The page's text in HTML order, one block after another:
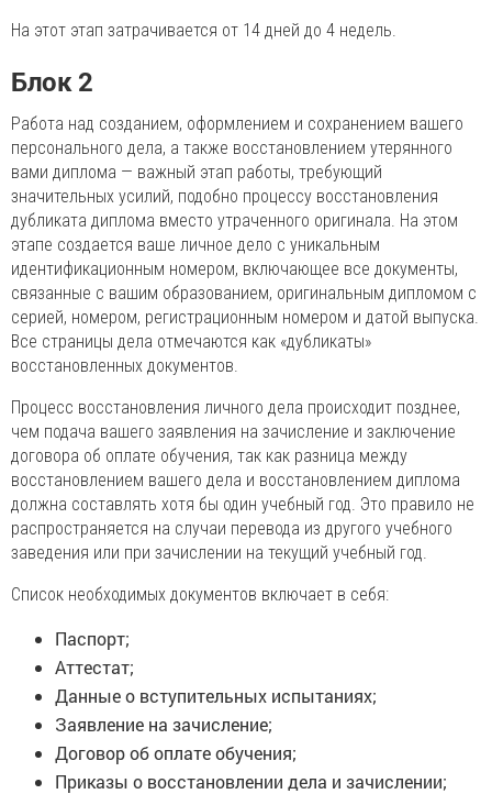
На этот этап затрачивается от 14 дней до 4 недель.
Блок 2
Работа над созданием, оформлением и сохранением вашего
персонального дела, а также восстановлением утерянного
вами диплома — важный этап работы, требующий
значительных усилий, подобно процессу восстановления
дубликата диплома вместо утраченного оригинала. На этом
этапе создается ваше личное дело с уникальным
идентификационным номером, включающее все документы,
связанные с вашим образованием, оригинальным дипломом с
серией, номером, регистрационным номером и датой выпуска.
Все страницы дела отмечаются как «дубликаты»
восстановленных документов.
Процесс восстановления личного дела происходит позднее,
чем подача вашего заявления на зачисление и заключение
договора об оплате обучения, так как разница между
восстановлением вашего дела и восстановлением диплома
должна составлять хотя бы один учебный год. Это правило не
распространяется на случаи перевода из другого учебного
заведения или при зачислении на текущий учебный год.
Список необходимых документов включает в себя:
Паспорт;
Аттестат;
Данные о вступительных испытаниях;
Заявление на зачисление;
Договор об оплате обучения;
Приказы о восстановлении дела и зачислении;